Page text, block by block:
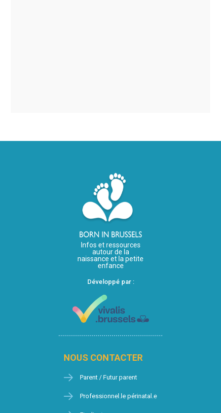
Infos et ressources
autour de la
naissance et la petite
enfance
Développé par :
NOUS CONTACTER
Parent / Futur parent
Professionnel.le périnatal.e